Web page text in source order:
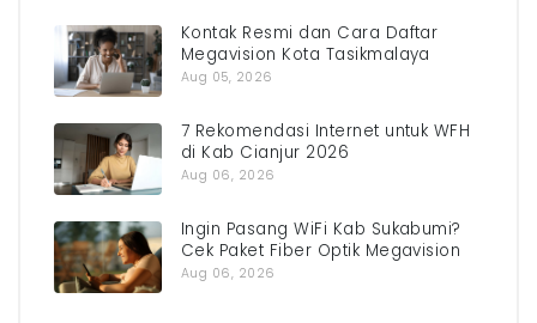
Kontak Resmi dan Cara Daftar
Megavision Kota Tasikmalaya
Aug 05, 2026
7 Rekomendasi Internet untuk WFH
di Kab Cianjur 2026
Aug 06, 2026
Ingin Pasang WiFi Kab Sukabumi?
Cek Paket Fiber Optik Megavision
Aug 06, 2026